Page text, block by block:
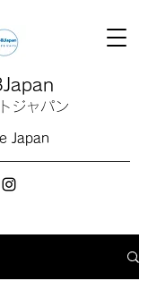
Japan
ジャパン